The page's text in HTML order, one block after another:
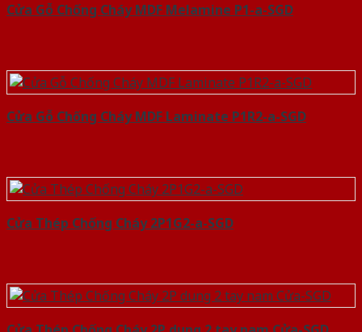
Cửa Gỗ Chống Cháy MDF Melamine P1-a-SGD
Cửa Gỗ Chống Cháy MDF Laminate P1R2-a-SGD
Cửa Thép Chống Cháy 2P1G2-a-SGD